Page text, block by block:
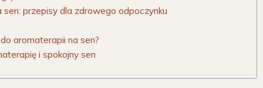
przepisy dla zdrowego odpoczynku
aromaterapii na sen?
i spokojny sen